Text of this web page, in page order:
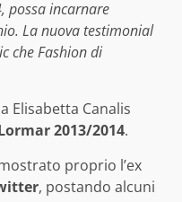
possa incarnare
La nuova testimonial
che Fashion di
Elisabetta Canalis
2013/2014.
proprio l’ex
, postando alcuni